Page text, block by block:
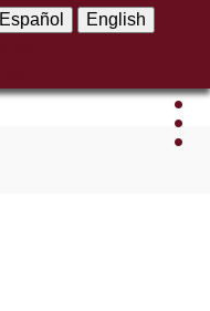
Español English